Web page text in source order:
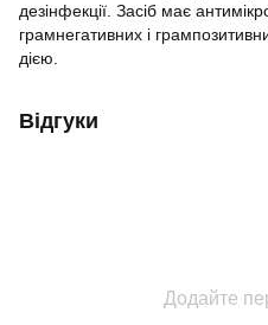
дезінфекції. Засіб має
грамнегативних і
дією.
Відгуки
Додайте